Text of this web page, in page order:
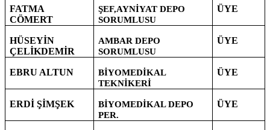
FATMA
CÖMERT
ŞEF,AYNİYAT DEPO
SORUMLUSU
ÜYE
HÜSEYİN
ÇELİKDEMİR
AMBAR DEPO
SORUMLUSU
ÜYE
EBRU ALTUN
BİYOMEDİKAL
TEKNİKERİ
ÜYE
ERDİ ŞİMŞEK
BİYOMEDİKAL DEPO
PER.
ÜYE